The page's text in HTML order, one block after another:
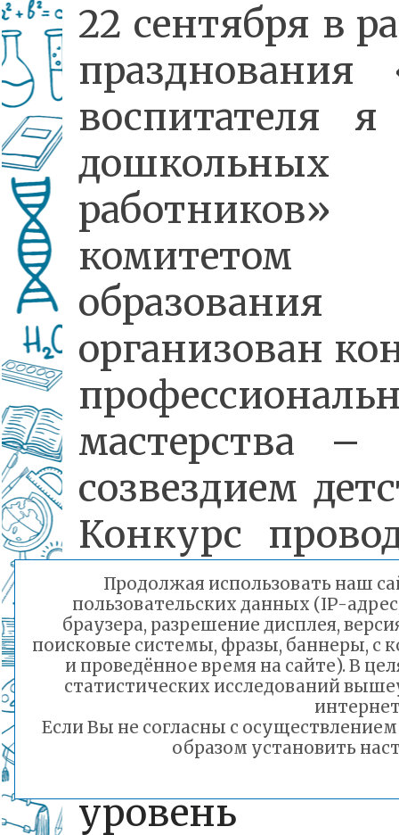
22 сентября в
празднования
воспитателя я
дошкольных
работников»
комитетом
организован
мастерства –
созвездием
Конкурс
участия
принимались
ролики,
показывающие
уровень
Продолжая использовать наш
пользовательских данных (IP-
браузера, разрешение дисплея,
поисковые системы, фразы, баннеры, с
и проведённое время на сайте). В
статистических исследований
Если Вы не согласны с
образом установить